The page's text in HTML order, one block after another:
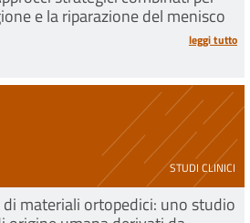
e la riparazione del menisco
leggi tutto
STUDI CLINICI
materiali ortopedici: uno studio